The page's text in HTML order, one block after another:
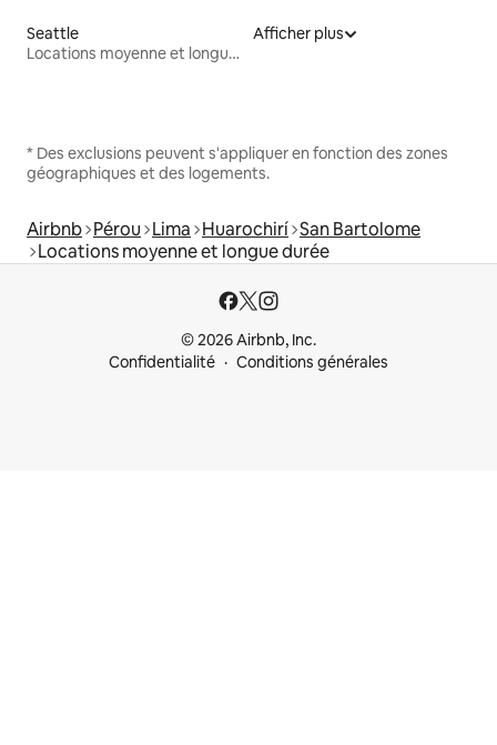
Seattle
Locations moyenne et longue durée
Afficher plus
* Des exclusions peuvent s'appliquer en fonction des zones
géographiques et des logements.
Airbnb Pérou Lima Huarochirí San Bartolome
Locations moyenne et longue durée
© 2026 Airbnb, Inc.
Confidentialité
Conditions générales